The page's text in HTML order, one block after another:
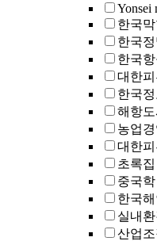
Yonsei
한국
한국정
한국
대한피
한국
해항
농업
대한
초록집
중국학
한국
실내
산업